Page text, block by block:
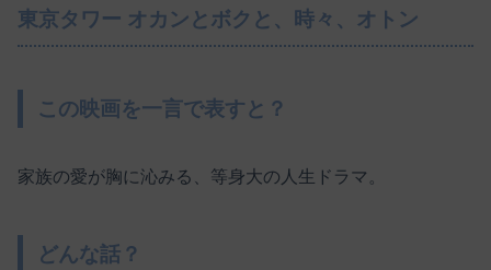
東京タワー オカンとボクと、時々、オトン
この映画を一言で表すと？
家族の愛が胸に沁みる、等身大の人生ドラマ。
どんな話？